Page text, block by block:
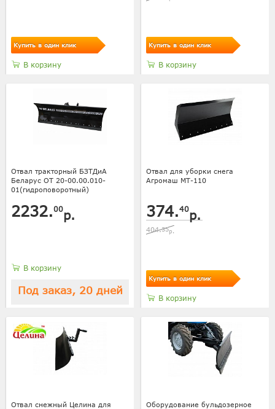
Купить в один клик
В корзину
Купить в один клик
В корзину
Отвал тракторный БЗТДиА
Беларус ОТ 20-00.00.010-
01(гидроповоротный)
2232.00р.
В корзину
Под заказ, 20 дней
Отвал для уборки снега
Агромаш МТ-110
374.40р.
404.35р.
Купить в один клик
В корзину
Отвал снежный Целина для
Оборудование бульдозерное